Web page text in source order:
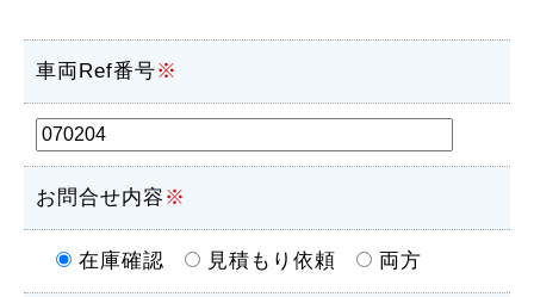
車両Ref番号※
お問合せ内容 ※
在庫確認 見積もり依頼 両方